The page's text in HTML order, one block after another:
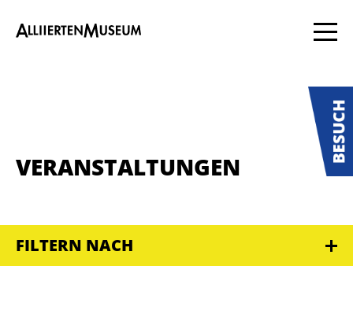
VERANSTALTUNGEN
FILTERN NACH